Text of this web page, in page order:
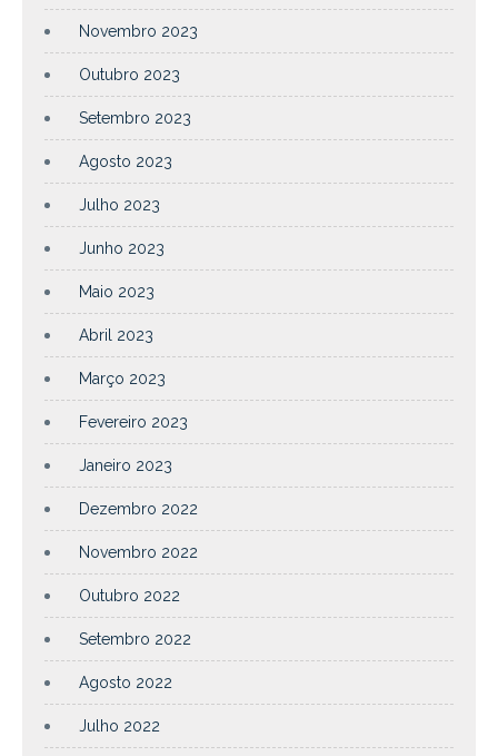
Novembro 2023
Outubro 2023
Setembro 2023
Agosto 2023
Julho 2023
Junho 2023
Maio 2023
Abril 2023
Março 2023
Fevereiro 2023
Janeiro 2023
Dezembro 2022
Novembro 2022
Outubro 2022
Setembro 2022
Agosto 2022
Julho 2022